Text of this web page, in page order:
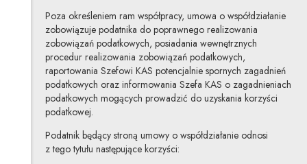
Poza określeniem ram współpracy, umowa o współdziałanie
zobowiązuje podatnika do poprawnego realizowania
zobowiązań podatkowych, posiadania wewnętrznych
procedur realizowania zobowiązań podatkowych,
raportowania Szefowi KAS potencjalnie spornych zagadnień
podatkowych oraz informowania Szefa KAS o zagadnieniach
podatkowych mogących prowadzić do uzyskania korzyści
podatkowej.
Podatnik będący stroną umowy o współdziałanie odnosi
z tego tytułu następujące korzyści: